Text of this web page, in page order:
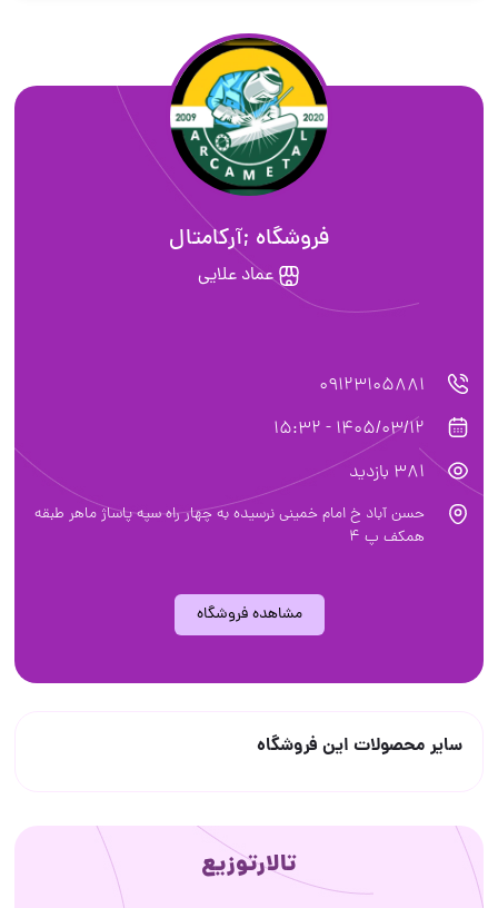
فروشگاه ;آركامتال
عماد علایی
09123105881
1405/03/12 - 15:32
381 بازدید
حسن آباد خ امام خميني نرسیده به چهار راه سپه پاساژ ماهر طبقه
همکف پ 4
مشاهده فروشگاه
سایر محصولات این فروشگاه
تالارتوزیع